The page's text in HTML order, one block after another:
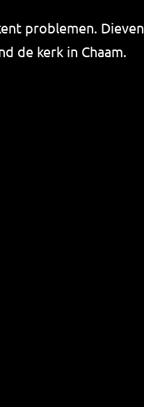
problemen. Dieven
de kerk in Chaam.